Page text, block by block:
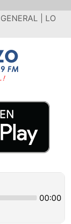
GENERAL | LO